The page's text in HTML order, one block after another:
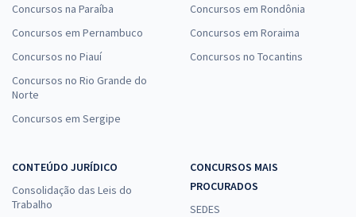
Concursos na Paraíba
Concursos em Pernambuco
Concursos no Piauí
Concursos no Rio Grande do
Norte
Concursos em Sergipe
Concursos em Rondônia
Concursos em Roraima
Concursos no Tocantins
CONTEÚDO JURÍDICO
Consolidação das Leis do
Trabalho
CONCURSOS MAIS
PROCURADOS
SEDES